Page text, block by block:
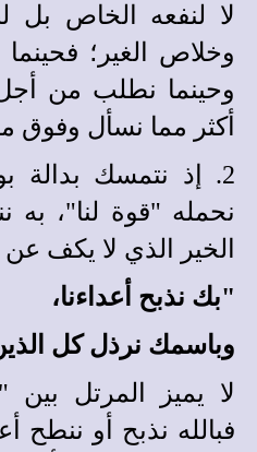
لا لنفعه الخاص بل
وخلاص الغير؛
وحينما نطلب من أجل
أكثر مما نسأل وفوق
2. إذ نتمسك بدالة
نحمله "قوة لنا"، به
الخير الذي لا يكف
"بك نذبح أعداءنا،
وباسمك نرذل كل الذين
لا يميز المرتل بين
فبالله نذبح أو ننطح